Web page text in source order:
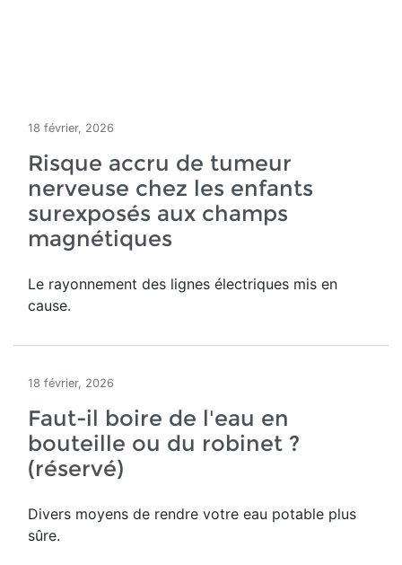
18 février, 2026
Risque accru de tumeur
nerveuse chez les enfants
surexposés aux champs
magnétiques
Le rayonnement des lignes électriques mis en
cause.
18 février, 2026
Faut-il boire de l'eau en
bouteille ou du robinet ?
(réservé)
Divers moyens de rendre votre eau potable plus
sûre.